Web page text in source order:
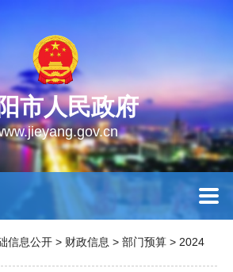
市人民政府
信息公开 > 财政信息 > 部门预算 > 2024